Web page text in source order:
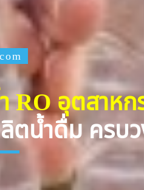
RO อุตสาห
ตน้ำดื่ม ครบ